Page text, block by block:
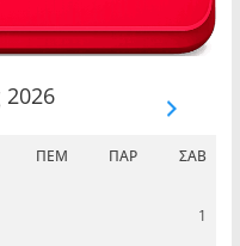
2026
ΠΈΜ ΠΑΡ ΣΆΒ
1